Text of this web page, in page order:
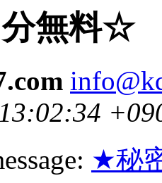
無料☆
★秘